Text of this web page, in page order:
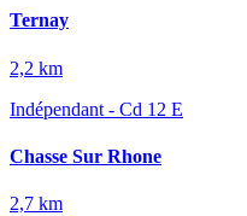
Ternay
2,2 km
Indépendant - Cd 12 E
Chasse Sur Rhone
2,7 km